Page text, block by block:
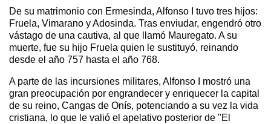
De su matrimonio con Ermesinda, Alfonso I tuvo tres hijos:
Fruela, Vimarano y Adosinda. Tras enviudar, engendró otro
vástago de una cautiva, al que llamó Mauregato. A su
muerte, fue su hijo Fruela quien le sustituyó, reinando
desde el año 757 hasta el año 768.
A parte de las incursiones militares, Alfonso I mostró una
gran preocupación por engrandecer y enriquecer la capital
de su reino, Cangas de Onís, potenciando a su vez la vida
cristiana, lo que le valió el apelativo posterior de "El